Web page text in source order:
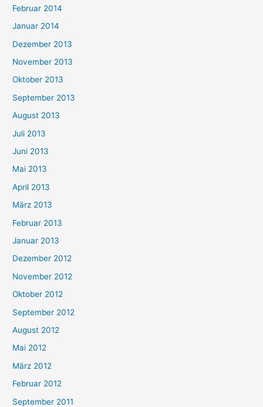
Februar 2014
Januar 2014
Dezember 2013
November 2013
Oktober 2013
September 2013
August 2013
Juli 2013
Juni 2013
Mai 2013
April 2013
März 2013
Februar 2013
Januar 2013
Dezember 2012
November 2012
Oktober 2012
September 2012
August 2012
Mai 2012
März 2012
Februar 2012
September 2011